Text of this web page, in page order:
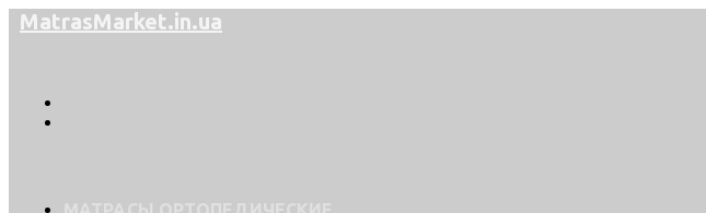
Перейти
MatrasMarket.in.ua